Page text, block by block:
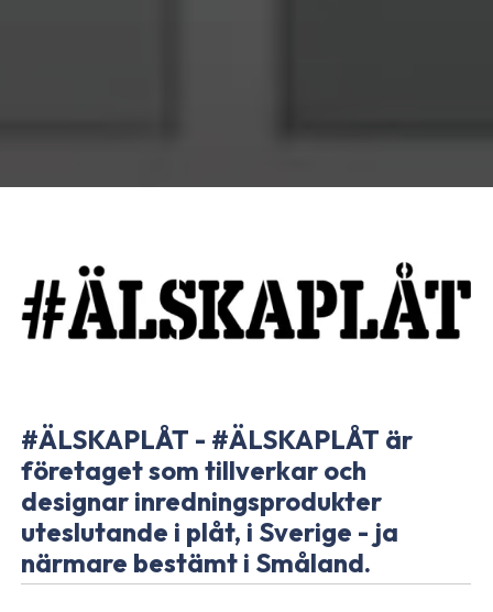
#ÄLSKAPLÅT - #ÄLSKAPLÅT är
företaget som tillverkar och
designar inredningsprodukter
uteslutande i plåt, i Sverige - ja
närmare bestämt i Småland.